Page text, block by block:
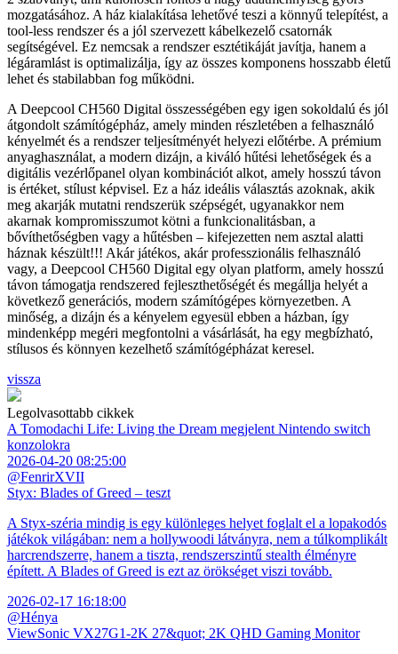
mozgatásához. A ház kialakítása lehetővé teszi a könnyű telepítést, a
tool-less rendszer és a jól szervezett kábelkezelő csatornák
segítségével. Ez nemcsak a rendszer esztétikáját javítja, hanem a
légáramlást is optimalizálja, így az összes komponens hosszabb életű
lehet és stabilabban fog működni.
A Deepcool CH560 Digital összességében egy igen sokoldalú és jól
átgondolt számítógépház, amely minden részletében a felhasználó
kényelmét és a rendszer teljesítményét helyezi előtérbe. A prémium
anyaghasználat, a modern dizájn, a kiváló hűtési lehetőségek és a
digitális vezérlőpanel olyan kombinációt alkot, amely hosszú távon
is értéket, stílust képvisel. Ez a ház ideális választás azoknak, akik
meg akarják mutatni rendszerük szépségét, ugyanakkor nem
akarnak kompromisszumot kötni a funkcionalitásban, a
bővíthetőségben vagy a hűtésben – kifejezetten nem asztal alatti
háznak készült!!! Akár játékos, akár professzionális felhasználó
vagy, a Deepcool CH560 Digital egy olyan platform, amely hosszú
távon támogatja rendszered fejleszthetőségét és megállja helyét a
következő generációs, modern számítógépes környezetben. A
minőség, a dizájn és a kényelem egyesül ebben a házban, így
mindenképp megéri megfontolni a vásárlását, ha egy megbízható,
stílusos és könnyen kezelhető számítógépházat keresel.
vissza
Legolvasottabb cikkek
A Tomodachi Life: Living the Dream megjelent Nintendo switch
konzolokra
2026-04-20 08:25:00
@FenrirXVII
Styx: Blades of Greed – teszt
A Styx-széria mindig is egy különleges helyet foglalt el a lopakodós
játékok világában: nem a hollywoodi látványra, nem a túlkomplikált
harcrendszerre, hanem a tiszta, rendszerszintű stealth élményre
épített. A Blades of Greed is ezt az örökséget viszi tovább.
2026-02-17 16:18:00
@Hénya
ViewSonic VX27G1-2K 27&quot; 2K QHD Gaming Monitor